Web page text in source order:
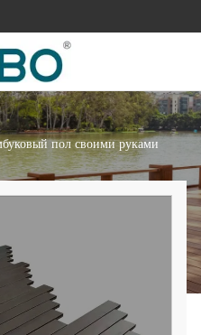
пол своими руками